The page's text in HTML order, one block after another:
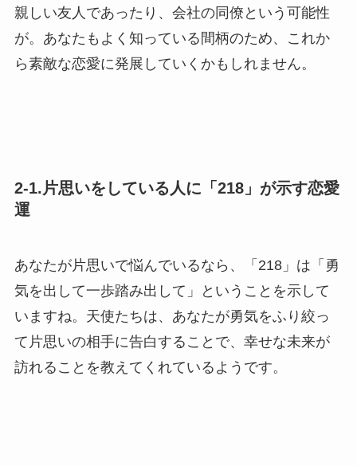
親しい友人であったり、会社の同僚という可能性
が。あなたもよく知っている間柄のため、これか
ら素敵な恋愛に発展していくかもしれません。
2-1.片思いをしている人に「218」が示す恋愛
運
あなたが片思いで悩んでいるなら、「218」は「勇
気を出して一歩踏み出して」ということを示して
いますね。天使たちは、あなたが勇気をふり絞っ
て片思いの相手に告白することで、幸せな未来が
訪れることを教えてくれているようです。